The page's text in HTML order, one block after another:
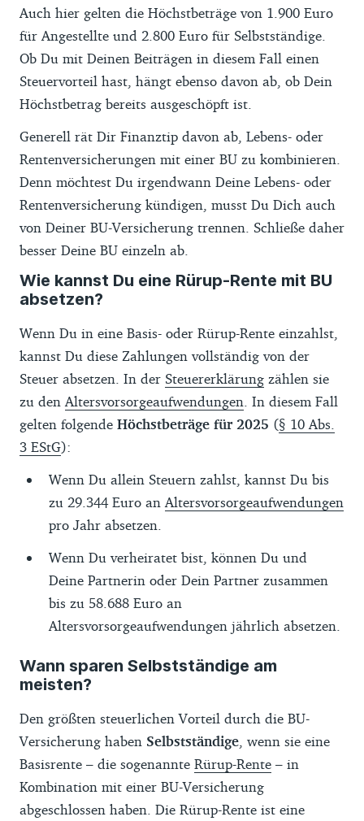
Auch hier gelten die Höchstbeträge von 1.900 Euro
für Angestellte und 2.800 Euro für Selbstständige.
Ob Du mit Deinen Beiträgen in diesem Fall einen
Steuervorteil hast, hängt ebenso davon ab, ob Dein
Höchstbetrag bereits ausgeschöpft ist.
Generell rät Dir Finanztip davon ab, Lebens- oder
Rentenversicherungen mit einer BU zu kombinieren.
Denn möchtest Du irgendwann Deine Lebens- oder
Rentenversicherung kündigen, musst Du Dich auch
von Deiner BU-Versicherung trennen. Schließe daher
besser Deine BU einzeln ab.
Wie kannst Du eine Rürup-Rente mit BU
absetzen?
Wenn Du in eine Basis- oder Rürup-Rente einzahlst,
kannst Du diese Zahlungen vollständig von der
Steuer absetzen. In der Steuererklärung zählen sie
zu den Altersvorsorgeaufwendungen . In diesem Fall
gelten folgende Höchstbeträge für 2025 (§ 10 Abs.
3 EStG):
Wenn Du allein Steuern zahlst, kannst Du bis
zu 29.344 Euro an Altersvorsorgeaufwendungen
pro Jahr absetzen.
Wenn Du verheiratet bist, können Du und
Deine Partnerin oder Dein Partner zusammen
bis zu 58.688 Euro an
Altersvorsorgeaufwendungen jährlich absetzen.
Wann sparen Selbstständige am
meisten?
Den größten steuerlichen Vorteil durch die BU-
Versicherung haben Selbstständige , wenn sie eine
Basisrente – die sogenannte Rürup-Rente – in
Kombination mit einer BU-Versicherung
abgeschlossen haben. Die Rürup-Rente ist eine